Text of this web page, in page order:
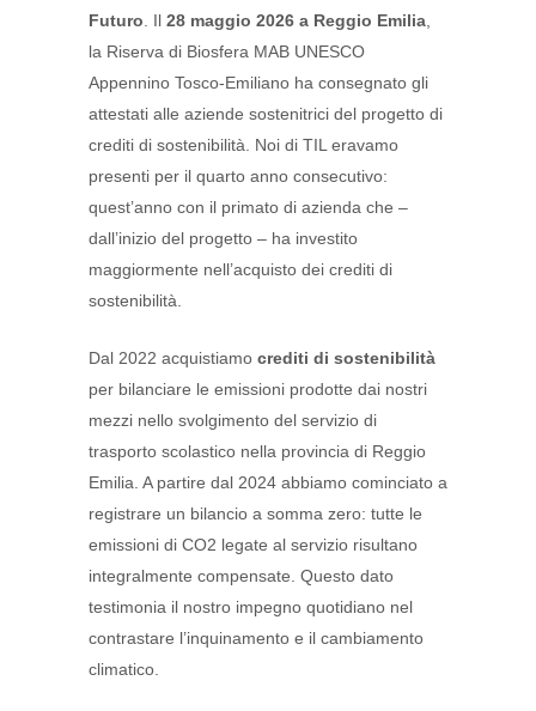
Futuro . Il 28 maggio 2026 a Reggio Emilia
la Riserva di Biosfera MAB UNESCO
Appennino Tosco-Emiliano ha consegnato gli
attestati alle aziende sostenitrici del progetto di
crediti di sostenibilità. Noi di TIL eravamo
presenti per il quarto anno consecutivo:
quest’anno con il primato di azienda che –
dall’inizio del progetto – ha investito
maggiormente nell’acquisto dei crediti di
sostenibilità.
Dal 2022 acquistiamo crediti di sostenibilità
per bilanciare le emissioni prodotte dai nostri
mezzi nello svolgimento del servizio di
trasporto scolastico nella provincia di Reggio
Emilia. A partire dal 2024 abbiamo cominciato a
registrare un bilancio a somma zero: tutte le
emissioni di CO2 legate al servizio risultano
integralmente compensate. Questo dato
testimonia il nostro impegno quotidiano nel
contrastare l’inquinamento e il cambiamento
climatico.